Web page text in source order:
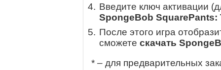
Введите ключ активации
SpongeBob SquarePants:
После этого игра
сможете скачать
* – для предварительных